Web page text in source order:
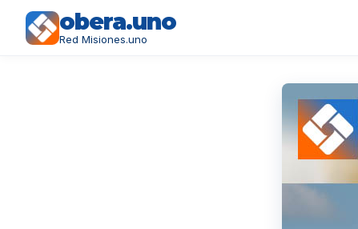
obera.uno
Red Misiones.uno